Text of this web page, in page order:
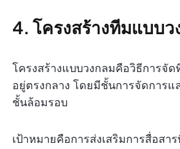
4. โครงสร้างทีมแบบว
โครงสร้างแบบวงกลมคือวิธีการจั
อยู่ตรงกลาง โดยมีชั้นการจัดการแ
ชั้นล้อมรอบ
เป้าหมายคือการส่งเสริมการสื่อสา